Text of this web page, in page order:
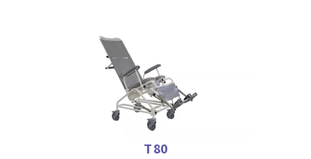
T 80
כיסא רחצה עם מנגון הטייה טילט/ ריקליין
למידע נוסף חייגו
052-3114712